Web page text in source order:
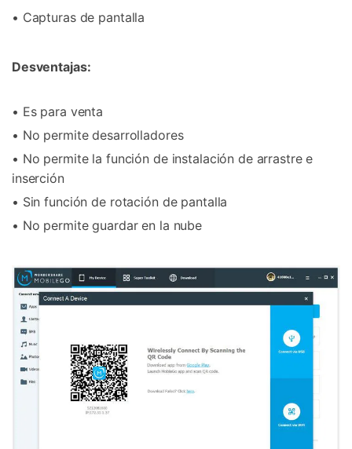
• Capturas de pantalla
Desventajas:
• Es para venta
• No permite desarrolladores
• No permite la función de instalación de arrastre e
inserción
• Sin función de rotación de pantalla
• No permite guardar en la nube